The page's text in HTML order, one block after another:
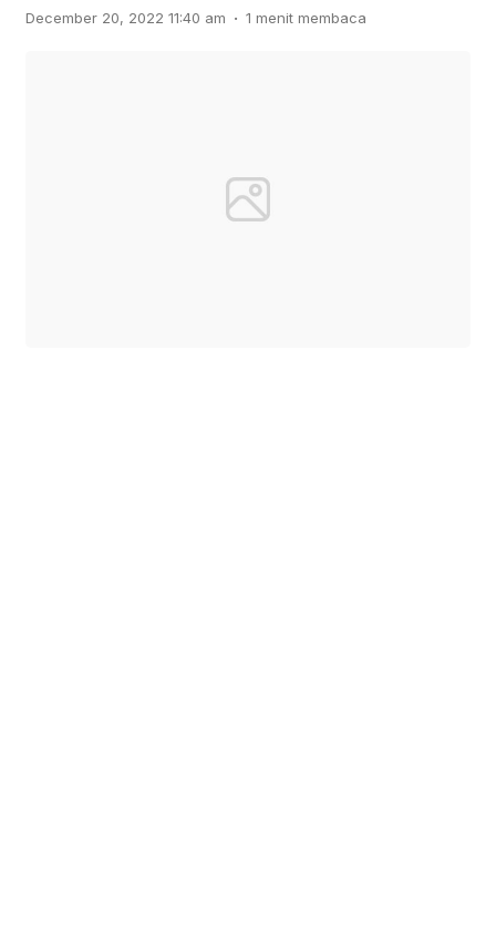
December 20, 2022 11:40 am . 1 menit membaca